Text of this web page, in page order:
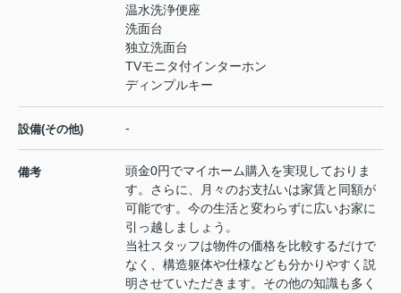
温水洗浄便座
洗面台
独立洗面台
TVモニタ付インターホン
ディンプルキー
設備(その他) -
備考
頭金0円でマイホーム購入を実現しておりま
す。さらに、月々のお支払いは家賃と同額が
可能です。今の生活と変わらずに広いお家に
引っ越しましょう。
当社スタッフは物件の価格を比較するだけで
なく、構造躯体や仕様なども分かりやすく説
明させていただきます。その他の知識も多く